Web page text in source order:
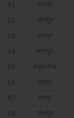
51
अजमेर
52 जोधपुर
53 जयपुर
54 भरतपुर
55 हनुमानगढ
56 जयपुर
57 जयपुर
58 जोधपुर